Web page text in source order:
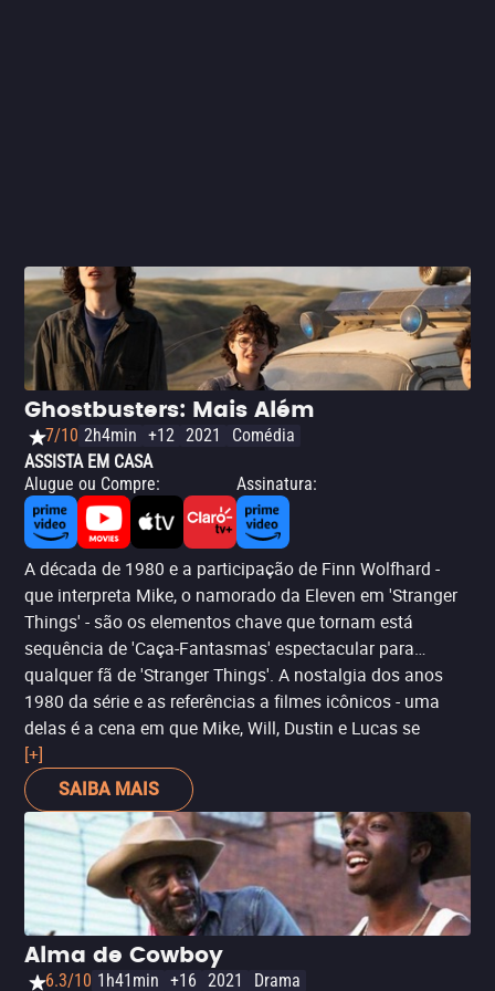
Ghostbusters: Mais Além
7/10 2h4min +12 2021
Comédia
ASSISTA EM CASA
Alugue ou Compre: Assinatura:
A década de 1980 e a participação de Finn Wolfhard -
que interpreta Mike, o namorado da Eleven em 'Stranger
Things' - são os elementos chave que tornam está
sequência de 'Caça-Fantasmas' espectacular para
qualquer fã de 'Stranger Things'. A nostalgia dos anos
1980 da série e as referências a filmes icônicos - uma
delas é a cena em que Mike, Will, Dustin e Lucas se
vestem de Ghostbusters. Está continuação da franquia é
uma comédia, mas os trágicos acontecimentos também
nos enchem de suspense como a série dos Duffer
Brothers.
[+]
SAIBA MAIS
Alma de Cowboy
6.3/10 1h41min +16 2021
Drama